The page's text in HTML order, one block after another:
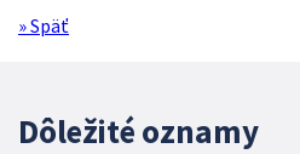
» Späť
Dôležité oznamy